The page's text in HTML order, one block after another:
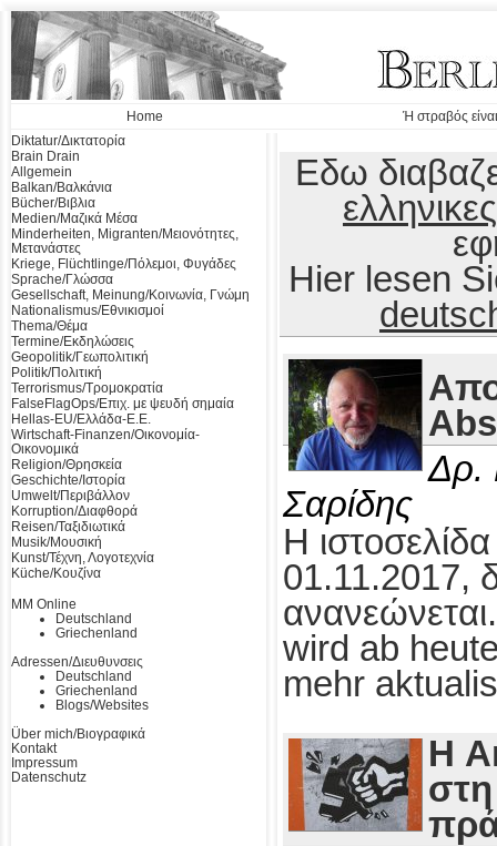
Home
Ή στραβός
Diktatur/Δικτατορία
Brain Drain
Allgemein
Balkan/Βαλκάνια
Bücher/Βιβλια
Medien/Μαζικά Μέσα
Minderheiten, Migranten/Μειονότητες,
Μετανάστες
Kriege, Flüchtlinge/Πόλεμοι, Φυγάδες
Sprache/Γλώσσα
Gesellschaft, Meinung/Κοινωνία, Γνώμη
Nationalismus/Εθνικισμοί
Thema/Θέμα
Termine/Εκδηλώσεις
Geopolitik/Γεωπολιτική
Politik/Πολιτική
Terrorismus/Τρομοκρατία
FalseFlagOps/Επιχ. με ψευδή σημαία
Hellas-EU/Ελλάδα-Ε.Ε.
Wirtschaft-Finanzen/Οικονομία-
Οικονομικά
Religion/Θρησκεία
Geschichte/Ιστορία
Umwelt/Περιβάλλον
Korruption/Διαφθορά
Reisen/Ταξιδιωτικά
Musik/Μουσική
Kunst/Τέχνη, Λογοτεχνία
Küche/Κουζίνα
MM Online
Deutschland
Griechenland
Adressen/Διευθυνσεις
Deutschland
Griechenland
Blogs/Websites
Über mich/Βιογραφικά
Kontakt
Impressum
Datenschutz
Εδω
ελληνικες
Hier lesen
Δρ.
Σαρίδης
Η
01.11.2017,
wird ab
mehr
Η